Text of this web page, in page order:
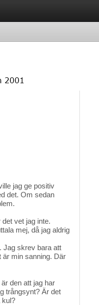
jag ge positiv
det. Om sedan
vet jag inte.
mej, då jag aldrig
Jag skrev bara att
är min sanning. Där
den att jag har
trångsynt? Är det
kul?